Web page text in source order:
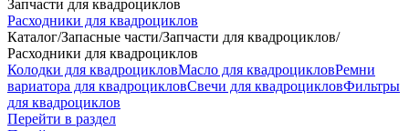
Запчасти для квадроциклов
Расходники для квадроциклов
Каталог/Запасные части/Запчасти для квадроциклов/
Расходники для квадроциклов
Колодки для квадроцикловМасло для квадроцикловРемни
вариатора для квадроцикловСвечи для квадроцикловФильтры
для квадроциклов
Перейти в раздел